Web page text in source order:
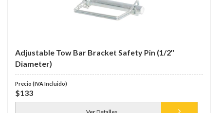
Adjustable Tow Bar Bracket Safety Pin (1/2"
Diameter)
$133